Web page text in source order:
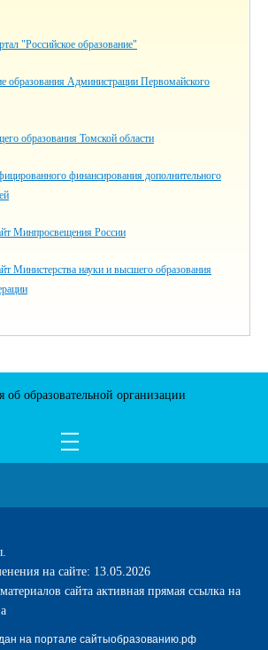
"Российское образование"
Администрации Первомайского
образования Томской области
финансирования дополнительного
Минпросвещения России
Министерства науки и высшего образования
об образовательной организации
на сайте: 13.05.2026
сайта активная прямая ссылка на
на портале сайтыобразованию.рф